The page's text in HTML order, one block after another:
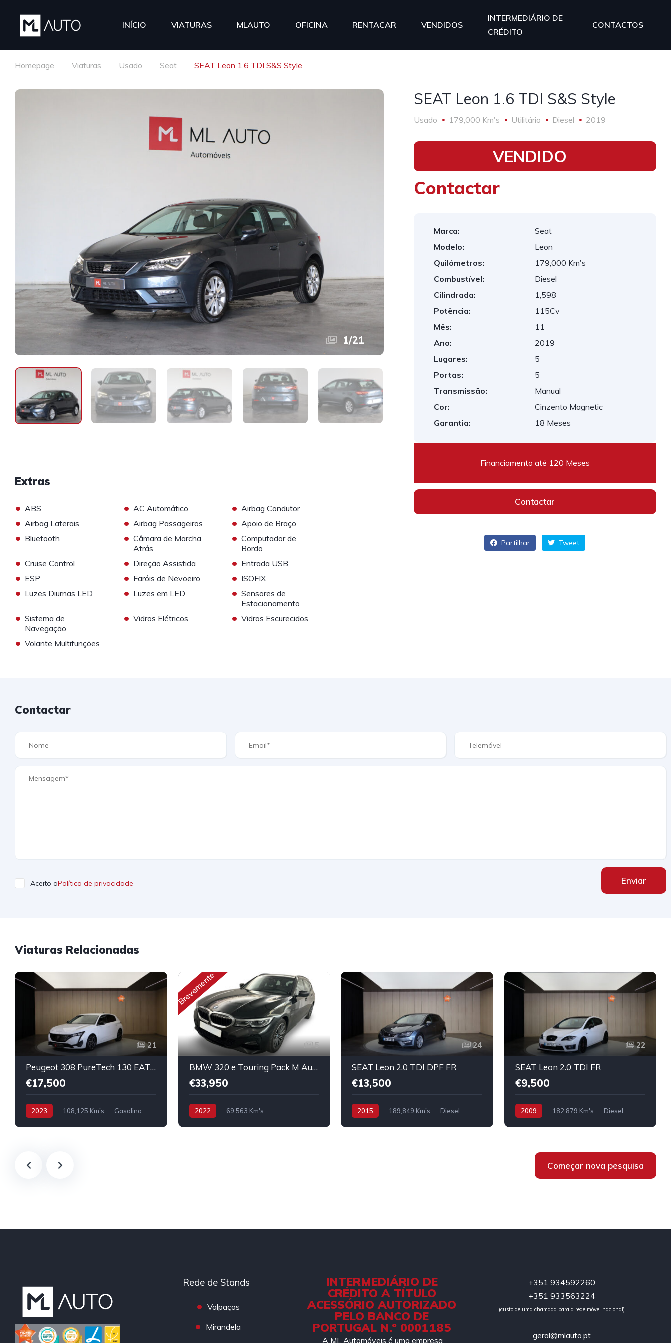
INÍCIO VIATURAS MLAUTO OFICINA RENTACAR VENDIDOS
INTERMEDIÁRIO DE
CRÉDITO
CONTACTOS
Homepage Viaturas Usado Seat SEAT Leon 1.6 TDI S&S Style
1/21
Extras
• ABS • AC Automático • Airbag Condutor
• Airbag Laterais • Airbag Passageiros • Apoio de Braço
• Bluetooth • Câmara de Marcha
Atrás
• Computador de
Bordo
• Cruise Control • Direção Assistida • Entrada USB
• ESP • Faróis de Nevoeiro • ISOFIX
• Luzes Diurnas LED • Luzes em LED • Sensores de
Estacionamento
• Sistema de
Navegação
• Vidros Elétricos • Vidros Escurecidos
• Volante Multifunções
SEAT Leon 1.6 TDI S&S Style
Usado 179,000 Km's Utilitário Diesel 2019
•
VENDIDO
Contactar
Marca:
Seat
Modelo:
Leon
Quilómetros:
179,000 Km's
Combustível:
Diesel
Cilindrada:
1,598
Potência:
115Cv
Mês:
11
Ano:
2019
Lugares:
5
Portas:
5
Transmissão:
Manual
Cor:
Cinzento Magnetic
Garantia:
18 Meses
Financiamento até 120 Meses
Contactar
Partilhar Tweet
Contactar
Aceito aPolítica de privacidade Enviar
Viaturas Relacionadas
21
Peugeot 308 PureTech 130 EAT8 Allure Pack
€17,500
2023 108,125 Km's Gasolina
Brevemente
5
BMW 320 e Touring Pack M Auto
€33,950
2022
69,563 Km's
24
SEAT Leon 2.0 TDI DPF FR
€13,500
2015 189,849 Km's Diesel
22
SEAT Leon 2.0 TDI FR
€9,500
2009 182,879 Km's Diesel
Começar nova pesquisa
Rede de Stands
Valpaços
Mirandela
INTERMEDIÁRIO DE
CRÉDITO A TÍTULO
ACESSÓRIO AUTORIZADO
PELO BANCO DE
PORTUGAL N.º 0001185
A ML Automóveis é uma empresa
+351 934592260
+351 933563224
(custo de uma chamada para a rede móvel nacional)
geral@mlauto.pt